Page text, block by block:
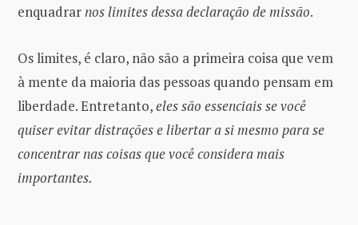
enquadrarnos limites dessa declaração de missão.
Os limites, é claro, não são a primeira coisa que vem
à mente da maioria das pessoas quando pensam em
liberdade. Entretanto,eles são essenciais se você
quiser evitar distrações e libertar a si mesmo para se
concentrar nas coisas que você considera mais
importantes.